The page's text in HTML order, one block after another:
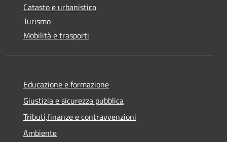
Catasto e urbanistica
Turismo
Mobilità e trasporti
Educazione e formazione
Giustizia e sicurezza pubblica
Tributi,finanze e contravvenzioni
Ambiente